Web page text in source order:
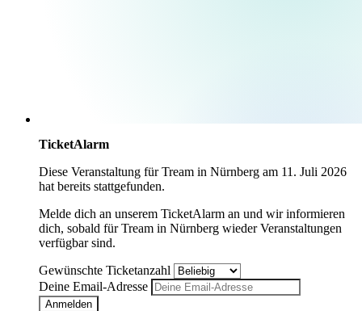
TicketAlarm
Diese Veranstaltung fürTream in Nürnberg am 11. Juli 2026
hat bereits stattgefunden.
Melde dich an unserem TicketAlarm an und wir informieren
dich, sobald fürTream in Nürnberg wieder Veranstaltungen
verfügbar sind.
Gewünschte Ticketanzahl
Deine Email-Adresse
Anmelden